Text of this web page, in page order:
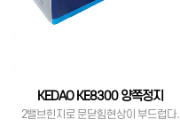
KEDAO KE8300 양쪽정지
2밸브힌지로 문닫힘현상이 부드럽다.